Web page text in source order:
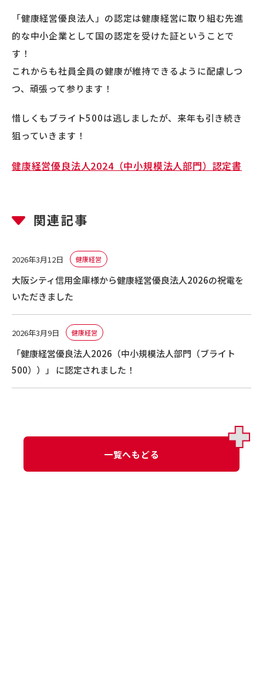
「健康経営優良法人」の認定は健康経営に取り組む先進
的な中小企業として国の認定を受けた証ということで
す！
これからも社員全員の健康が維持できるように配慮しつ
つ、頑張って参ります！
惜しくもブライト500は逃しましたが、来年も引き続き
狙っていきます！
健康経営優良法人2024（中小規模法人部門）認定書
関連記事
2026年3月12日 健康経営
大阪シティ信用金庫様から健康経営優良法人2026の祝電を
いただきました
2026年3月9日 健康経営
「健康経営優良法人2026（中小規模法人部門（ブライト
500））」 に認定されました！
一覧へもどる